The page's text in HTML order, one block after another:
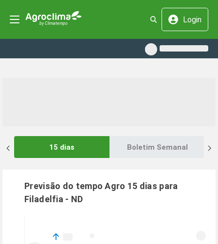
Login
15 dias Boletim Semanal
Previsão do tempo Agro 15 dias para
Filadelfia - ND